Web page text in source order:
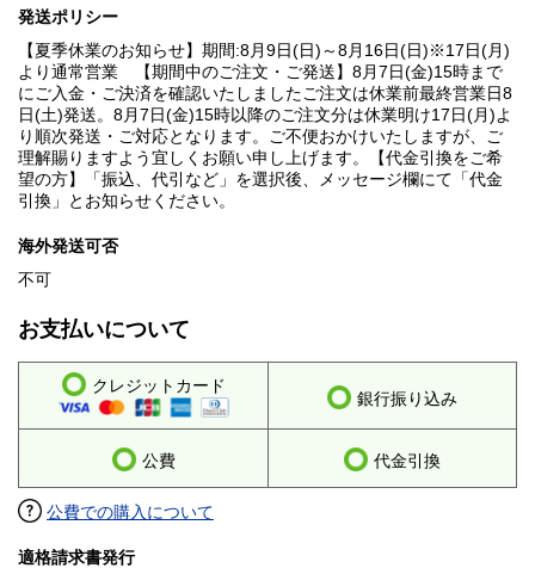
発送ポリシー
【夏季休業のお知らせ】期間:8月9日(日)～8月16日(日)※17日(月)
より通常営業 【期間中のご注文・ご発送】8月7日(金)15時まで
にご入金・ご決済を確認いたしましたご注文は休業前最終営業日8
日(土)発送。8月7日(金)15時以降のご注文分は休業明け17日(月)よ
り順次発送・ご対応となります。ご不便おかけいたしますが、ご
理解賜りますよう宜しくお願い申し上げます。【代金引換をご希
望の方】「振込、代引など」を選択後、メッセージ欄にて「代金
引換」とお知らせください。
海外発送可否
不可
お支払いについて
クレジットカード
銀行振り込み
公費 代金引換
公費での購入について
適格請求書発行